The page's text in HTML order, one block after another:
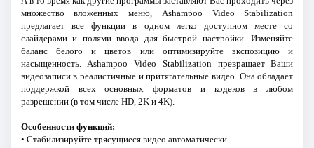
множество вложенных меню, Ashampoo Video Stabilization
предлагает все функции в одном легко доступном месте со
слайдерами и полями ввода для быстрой настройки. Изменяйте
баланс белого и цветов или оптимизируйте экспозицию и
насыщенность. Ashampoo Video Stabilization превращает Ваши
видеозаписи в реалистичные и притягательные видео. Она обладает
поддержкой всех основных форматов и кодеков в любом
разрешении (в том числе HD, 2K и 4K).
Особенности функций:
• Стабилизируйте трясущиеся видео автоматически